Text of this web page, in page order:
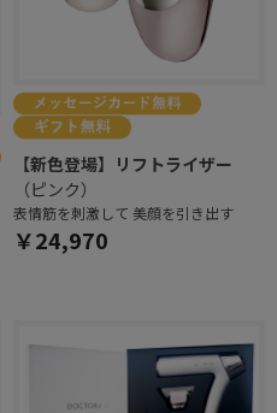
【新色登場】リフトライザー
（ピンク）
表情筋を刺激して 美顔を引き出す
￥24,970